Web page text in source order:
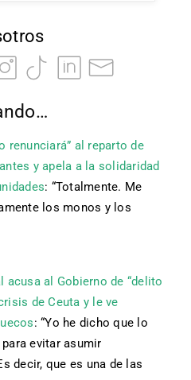
renunciará” al reparto de
y apela a la solidaridad
: “Totalmente. Me
los monos y los
acusa al Gobierno de “delito
de Ceuta y le ve
: “Yo he dicho que lo
evitar asumir
decir, que es una de las